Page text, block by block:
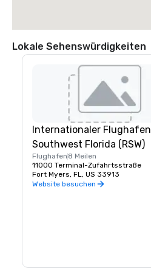
Lokale Sehenswürdigkeiten
Internationaler Flughafen
Southwest Florida (RSW)
Flughafen 8 Meilen
11000 Terminal-Zufahrtsstraße
Fort Myers, FL, US 33913
Website besuchen